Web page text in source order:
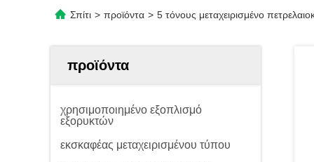
Σπίτι > προϊόντα > 5 τόνους μεταχειρισμένο
προϊόντα
χρησιμοποιημένο εξοπλισμό
εξορυκτών
εκσκαφέας μεταχειρισμένου τύπου